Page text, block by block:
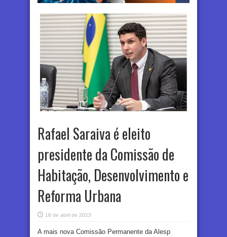
Rafael Saraiva é eleito
presidente da Comissão de
Habitação, Desenvolvimento e
Reforma Urbana
18 de abril de 2023
A mais nova Comissão Permanente da Alesp